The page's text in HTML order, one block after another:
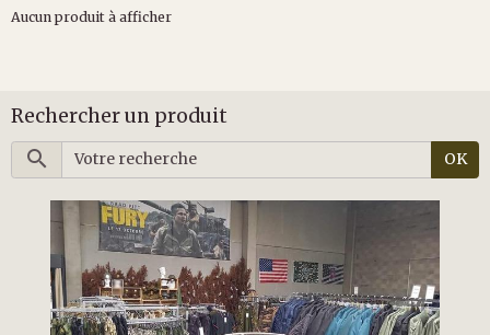
Aucun produit à afficher
Rechercher un produit
OK